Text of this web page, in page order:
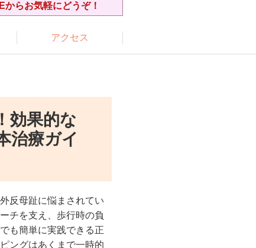
らお気軽にどうぞ！
アクセス
効果的な
治療ガイ
反母趾に悩まされてい
チを支え、歩行時の負
も簡単に実践できる正
ングはあくまで一時的